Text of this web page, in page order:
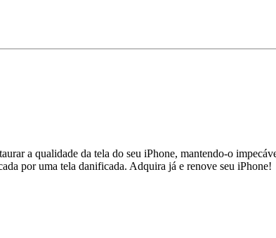
a qualidade da tela do seu iPhone, mantendo-o
por uma tela danificada. Adquira já e renove seu iPhone!